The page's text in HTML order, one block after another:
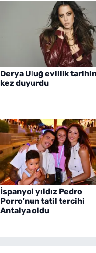
Derya Uluğ evlilik
kez duyurdu
İspanyol yıldız Pedro
Porro'nun tatil tercihi
Antalya oldu